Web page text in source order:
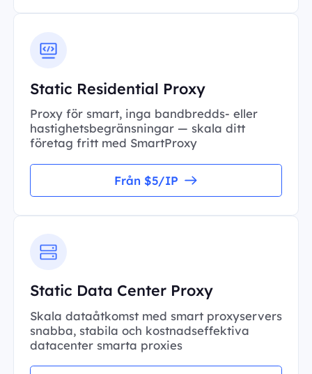
Static Residential Proxy
Proxy för smart, inga bandbredds- eller
hastighetsbegränsningar — skala ditt
företag fritt med SmartProxy
Från $5/IP
Static Data Center Proxy
Skala dataåtkomst med smart proxyservers
snabba, stabila och kostnadseffektiva
datacenter smarta proxies